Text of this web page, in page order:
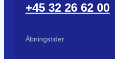
+45 32 26 62 00
Åbningstider